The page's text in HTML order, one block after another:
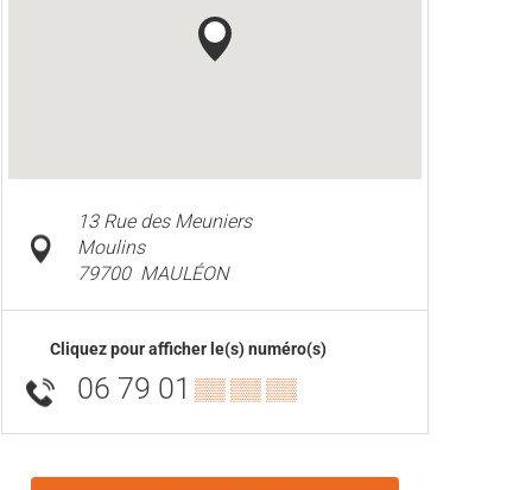
13 Rue des Meuniers
Moulins
79700 MAULÉON
Cliquez pour afficher le(s) numéro(s)
06 79 01 ▒▒ ▒▒ ▒▒